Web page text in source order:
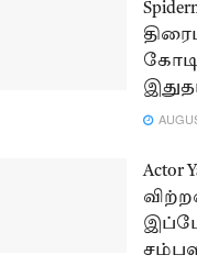
Actor